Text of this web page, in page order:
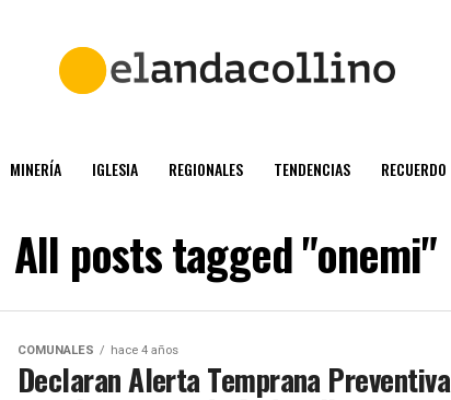
MINERÍA IGLESIA REGIONALES TENDENCIAS RECUERDO
All posts tagged "onemi"
COMUNALES hace 4 años
Declaran Alerta Temprana Preventiva